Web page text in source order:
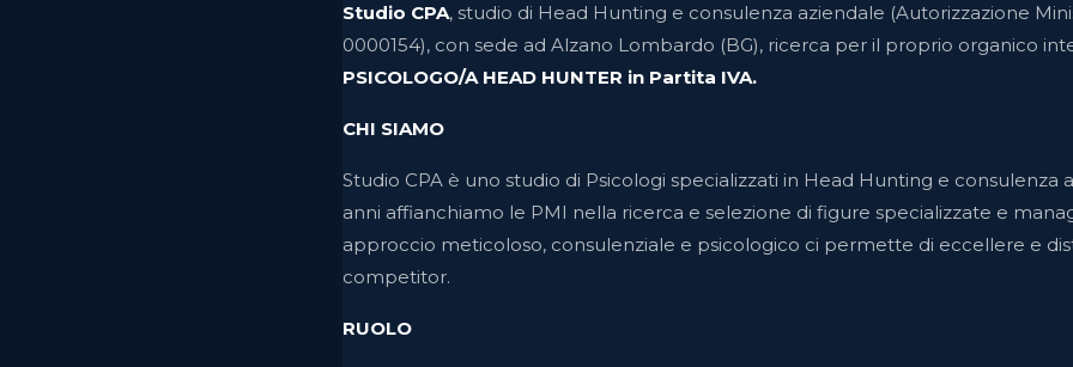
Studio CPA, studio di Head Hunting e consulenza aziendale (Autorizzazione
0000154), con sede ad Alzano Lombardo (BG), ricerca per il proprio organico
PSICOLOGO/A HEAD HUNTER in Partita IVA.
CHI SIAMO
Studio CPA è uno studio di Psicologi specializzati in Head Hunting e consulenza
anni affianchiamo le PMI nella ricerca e selezione di figure specializzate e
approccio meticoloso, consulenziale e psicologico ci permette di eccellere e
competitor.
RUOLO